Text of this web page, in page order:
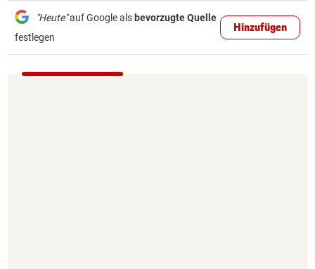
"Heute"auf Google als bevorzugte Quelle
festlegen
Hinzufügen